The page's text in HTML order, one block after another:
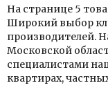
На странице 5
Широкий выбор
производителей.
Московской
специалистами
квартирах,